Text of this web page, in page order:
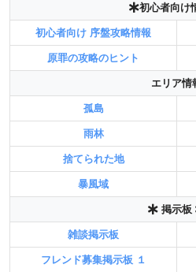
初心者向け
初心者向け 序盤攻略情報
原罪の攻略のヒント
エリア情
孤島
雨林
捨てられた地
暴風域
掲示板
雑談掲示板
フレンド募集掲示板 １